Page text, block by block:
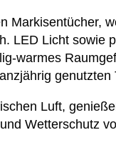
Markisentücher,
LED Licht sowie
warmes
genutzten
Luft,
Wetterschutz